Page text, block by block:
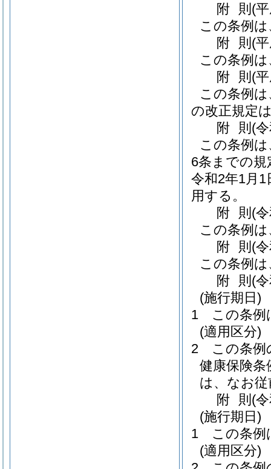
附 則 (
この条例
附 則 (
この条例
附 則 (
この条例
の改正規定
附 則 (
この条例
6条までの規
令和2年1月
用する。
附 則 (
この条例
附 則 (
この条例
附 則 (
(施行期日)
1
この条例
(適用区分)
2
この条例
健康保険
は、なお
附 則 (
(施行期日)
1
この条例
(適用区分)